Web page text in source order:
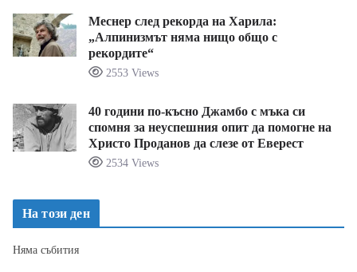
Меснер след рекорда на Харила:
„Алпинизмът няма нищо общо с
рекордите“
2553 Views
40 години по-късно Джамбо с мъка си
спомня за неуспешния опит да помогне на
Христо Проданов да слезе от Еверест
2534 Views
На този ден
Няма събития